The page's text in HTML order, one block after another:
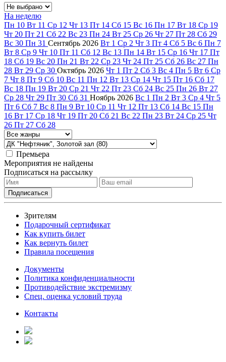
На неделю
Пн 10 Вт 11 Ср 12 Чт 13 Пт 14 Сб 15 Вс 16 Пн 17 Вт 18 Ср 19
Чт 20 Пт 21 Сб 22 Вс 23 Пн 24 Вт 25 Ср 26 Чт 27 Пт 28 Сб 29
Вс 30 Пн 31 Сентябрь 2026 Вт 1 Ср 2 Чт 3 Пт 4 Сб 5 Вс 6 Пн 7
Вт 8 Ср 9 Чт 10 Пт 11 Сб 12 Вс 13 Пн 14 Вт 15 Ср 16 Чт 17 Пт
18 Сб 19 Вс 20 Пн 21 Вт 22 Ср 23 Чт 24 Пт 25 Сб 26 Вс 27 Пн
28 Вт 29 Ср 30 Октябрь 2026 Чт 1 Пт 2 Сб 3 Вс 4 Пн 5 Вт 6 Ср
7 Чт 8 Пт 9 Сб 10 Вс 11 Пн 12 Вт 13 Ср 14 Чт 15 Пт 16 Сб 17
Вс 18 Пн 19 Вт 20 Ср 21 Чт 22 Пт 23 Сб 24 Вс 25 Пн 26 Вт 27
Ср 28 Чт 29 Пт 30 Сб 31 Ноябрь 2026 Вс 1 Пн 2 Вт 3 Ср 4 Чт 5
Пт 6 Сб 7 Вс 8 Пн 9 Вт 10 Ср 11 Чт 12 Пт 13 Сб 14 Вс 15 Пн
16 Вт 17 Ср 18 Чт 19 Пт 20 Сб 21 Вс 22 Пн 23 Вт 24 Ср 25 Чт
26 Пт 27 Сб 28
Премьера
Мероприятия не найдены
Подписаться на рассылку
Зрителям
Подарочный сертификат
Как купить билет
Как вернуть билет
Правила посещения
Документы
Политика конфиденциальности
Противодействие экстремизму
Спец. оценка условий труда
Контакты